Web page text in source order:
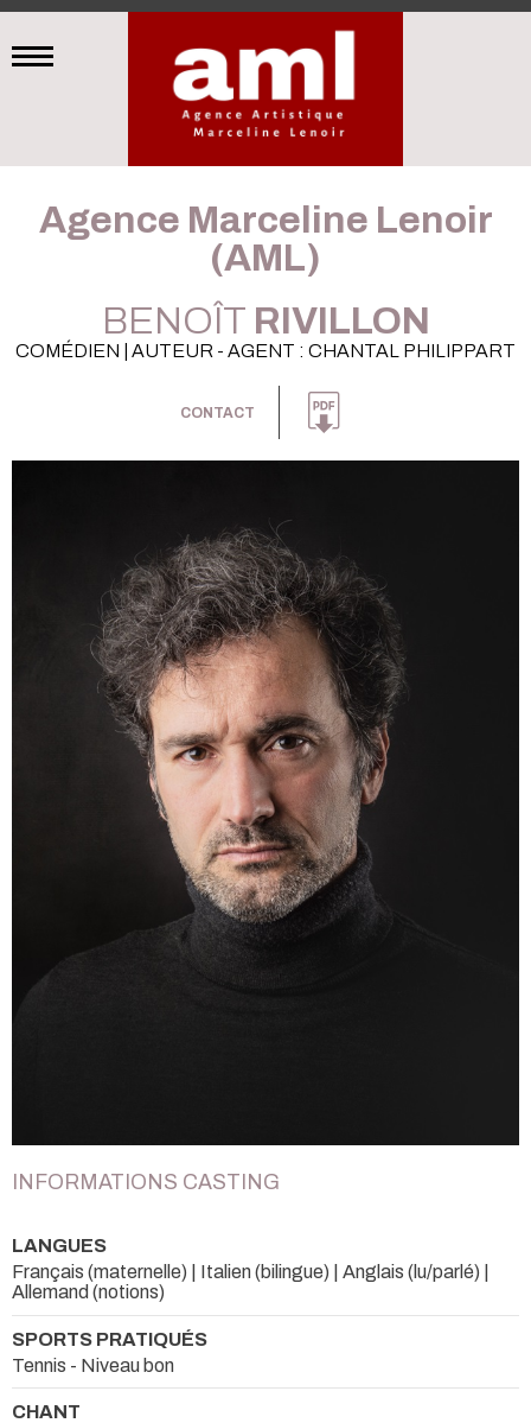
Agence Marceline Lenoir
(AML)
BENOÎT RIVILLON
COMÉDIEN | AUTEUR - AGENT : CHANTAL PHILIPPART
CONTACT
INFORMATIONS CASTING
LANGUES
Français (maternelle) | Italien (bilingue) | Anglais (lu/parlé) |
Allemand (notions)
SPORTS PRATIQUÉS
Tennis - Niveau bon
CHANT